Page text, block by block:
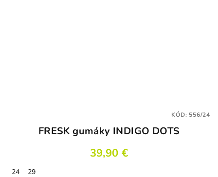
FRESK gumáky INDIGO DOTS
39,90 €
24
29
KÓD: 556/24